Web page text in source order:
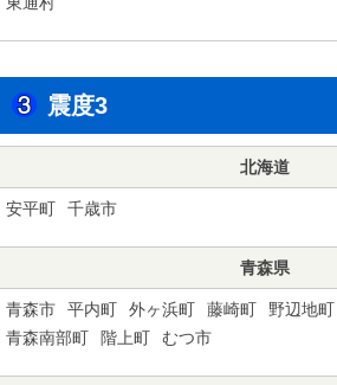
震度3
北海道
安平町 千歳市
青森県
青森市 平内町 外ヶ浜町 藤崎町 野辺地町
青森南部町
階上町 むつ市